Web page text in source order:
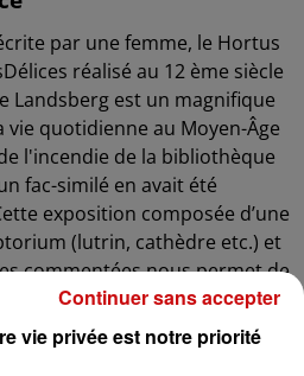
par une femme, le Hortus
réalisé au 12 ème siècle
Landsberg est un magnifique
quotidienne au Moyen-Âge
l'incendie de la bibliothèque
fac-similé en avait été
exposition composée d’une
(lutrin, cathèdre etc.) et
commentées nous permet de
ses enluminures faites de
couleurs.
vie privée est notre priorité
Continuer sans accepter